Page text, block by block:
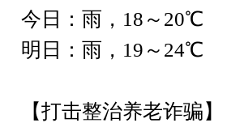
今日：雨，18～20℃
明日：雨，19～24℃
【打击整治养老诈骗】